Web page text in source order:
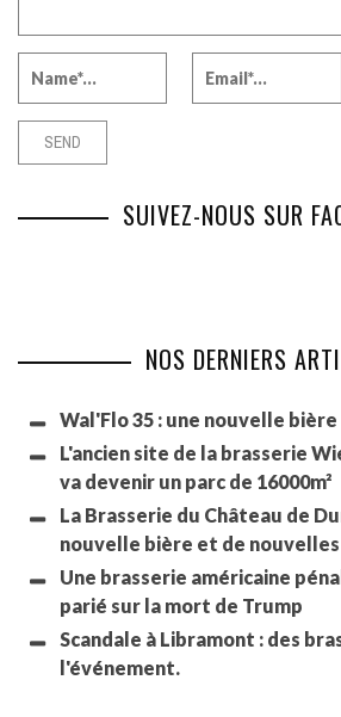
SUIVEZ-NOUS SUR
NOS DERNIERS
Wal'Flo 35 : une nouvelle
L'ancien site de la brasserie
va devenir un parc de 16000m²
La Brasserie du Château de
nouvelle bière et de
Une brasserie américaine
parié sur la mort de Trump
Scandale à Libramont : des
l'événement.